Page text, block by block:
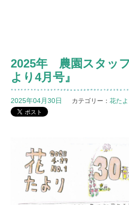
2025年 農園スタッ
より4月号』
2025年04月30日 カテゴリー：花たよ